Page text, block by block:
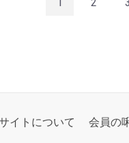
2 3
イトについて 会員の